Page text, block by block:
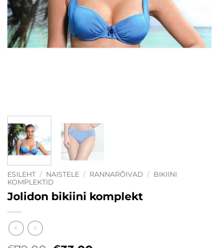
ESILEHT / NAISTELE / RANNARÕIVAD / BIKIINI
KOMPLEKTID
Jolidon bikiini komplekt